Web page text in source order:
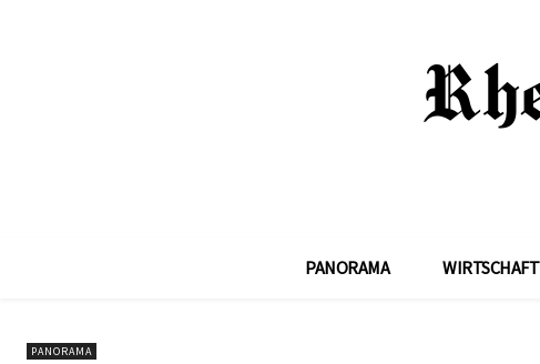
PANORAMA WIRTSCHAFT
PANORAMA